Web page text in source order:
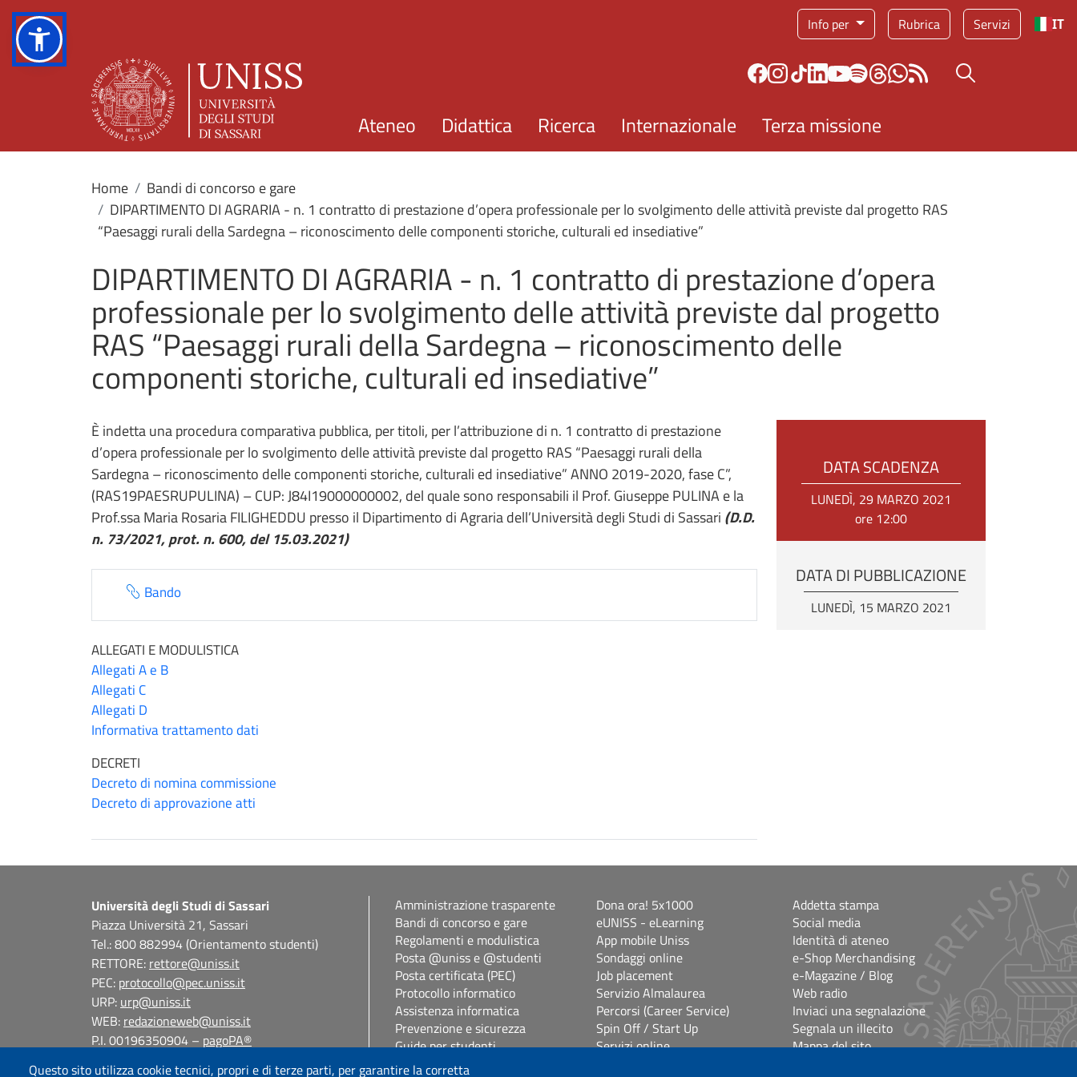
Info per Rubrica Servizi IT
Questo sito utilizza cookie tecnici, propri e di terze parti, per garantire la corretta
Bottone cerca
Ateneo Didattica Ricerca Internazionale Terza missione
Home
Bandi di concorso e gare
DIPARTIMENTO DI AGRARIA - n. 1 contratto di prestazione d’opera professionale per lo svolgimento delle attività previste dal progetto RAS
“Paesaggi rurali della Sardegna – riconoscimento delle componenti storiche, culturali ed insediative”
DIPARTIMENTO DI AGRARIA - n. 1 contratto di prestazione d’opera
professionale per lo svolgimento delle attività previste dal progetto
RAS “Paesaggi rurali della Sardegna – riconoscimento delle
componenti storiche, culturali ed insediative”
È indetta una procedura comparativa pubblica, per titoli, per l’attribuzione di n. 1 contratto di prestazione
d’opera professionale per lo svolgimento delle attività previste dal progetto RAS “Paesaggi rurali della
Sardegna – riconoscimento delle componenti storiche, culturali ed insediative” ANNO 2019-2020, fase C”,
(RAS19PAESRUPULINA) – CUP: J84I19000000002, del quale sono responsabili il Prof. Giuseppe PULINA e la
Prof.ssa Maria Rosaria FILIGHEDDU presso il Dipartimento di Agraria dell’Università degli Studi di Sassari (D.D.
n. 73/2021, prot. n. 600, del 15.03.2021)
Bando
ALLEGATI E MODULISTICA
Allegati A e B
Allegati C
Allegati D
Informativa trattamento dati
DECRETI
Decreto di nomina commissione
Decreto di approvazione atti
DATA SCADENZA
LUNEDÌ, 29 MARZO 2021
ore 12:00
DATA DI PUBBLICAZIONE
LUNEDÌ, 15 MARZO 2021
Università degli Studi di Sassari
Piazza Università 21, Sassari
Tel.: 800 882994 (Orientamento studenti)
RETTORE: rettore@uniss.it
PEC: protocollo@pec.uniss.it
URP: urp@uniss.it
WEB: redazioneweb@uniss.it
P.I. 00196350904 – pagoPA®
Amministrazione trasparente
Bandi di concorso e gare
Regolamenti e modulistica
Posta @uniss e @studenti
Posta certificata (PEC)
Protocollo informatico
Assistenza informatica
Prevenzione e sicurezza
Guide per studenti
Segreterie studenti
Dona ora! 5x1000
eUNISS - eLearning
App mobile Uniss
Sondaggi online
Job placement
Servizio Almalaurea
Percorsi (Career Service)
Spin Off / Start Up
Servizi online
Addetta stampa
Social media
Identità di ateneo
e-Shop Merchandising
e-Magazine / Blog
Web radio
Inviaci una segnalazione
Segnala un illecito
Mappa del sito